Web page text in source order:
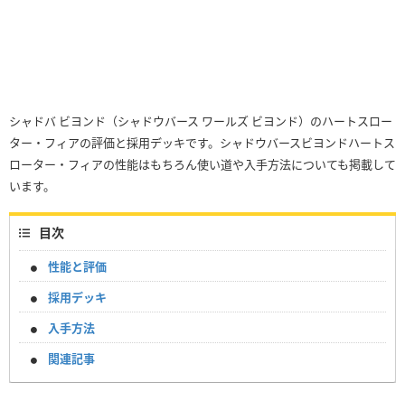
シャドバ ビヨンド（シャドウバース ワールズ ビヨンド）のハートスロー
ター・フィアの評価と採用デッキです。シャドウバースビヨンドハートス
ローター・フィアの性能はもちろん使い道や入手方法についても掲載して
います。
目次
性能と評価
採用デッキ
入手方法
関連記事